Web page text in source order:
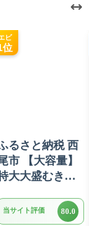
ビ
位
るさと納税 西
市 【大容量】
大大盛むきえ
当サイト評価 80.0